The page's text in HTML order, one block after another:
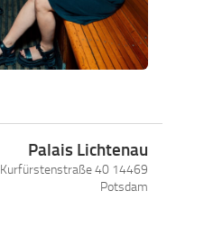
Palais Lichtenau
Kurfürstenstraße 40 14469
Potsdam